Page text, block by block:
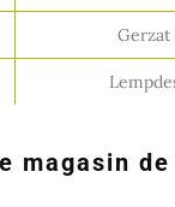
Gerzat
magasin